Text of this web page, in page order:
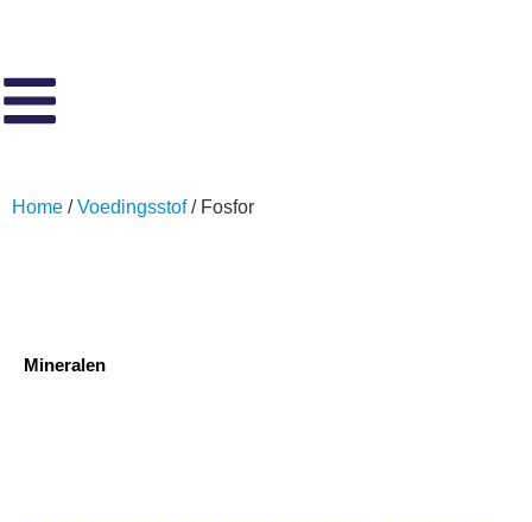
Home /Voedingsstof/ Fosfor
Mineralen